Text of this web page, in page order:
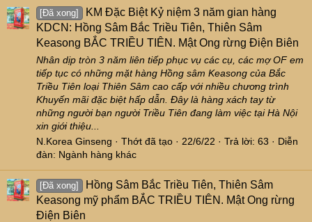
[Đã xong]
KM Đặc Biệt Kỷ niệm 3 năm gian hàng
KDCN: Hồng Sâm Bắc Triều Tiên, Thiên Sâm
Keasong BẮC TRIỀU TIÊN. Mật Ong rừng Điện Biên
Nhân dịp tròn 3 năm liên tiếp phục vụ các cụ, các mợ OF em
tiếp tục có những mặt hàng Hồng sâm Keasong của Bắc
Triều Tiên loại Thiên Sâm cao cấp với nhiều chương trình
Khuyến mãi đặc biệt hấp dẫn. Đây là hàng xách tay từ
những người bạn người Triều Tiên đang làm việc tại Hà Nội
xin giới thiệu...
N.Korea Ginseng
Thớt đã tạo 22/6/22 Trả lời: 63
Diễn
đàn: Ngành hàng khác
[Đã xong]
Hồng Sâm Bắc Triều Tiên, Thiên Sâm
Keasong mỹ phẩm BẮC TRIỀU TIÊN. Mật Ong rừng
Điện Biên